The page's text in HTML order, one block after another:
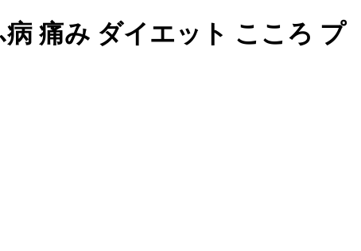
病 痛み ダイエット こころ プ